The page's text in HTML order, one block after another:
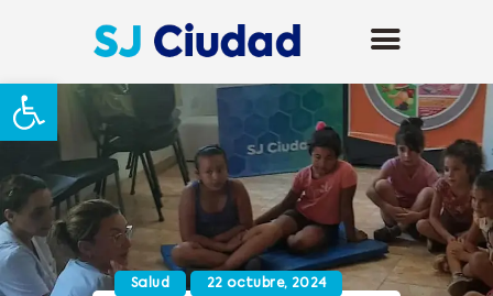
Abrir barra de herramientas
Salud 22 octubre, 2024